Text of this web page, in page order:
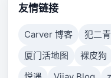
to respond.
友情链接
Carver 博客 犯二
厦门活地图
裸皮狗